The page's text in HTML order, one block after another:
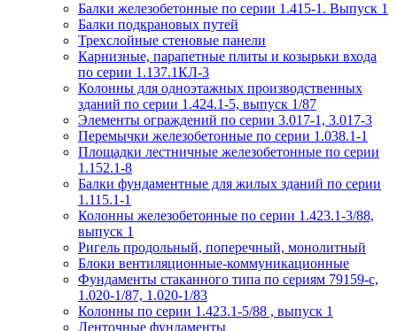
Балки железобетонные по серии 1.415-1. Выпуск 1
Балки подкрановых путей
Трехслойные стеновые панели
Карнизные, парапетные плиты и козырьки входа
по серии 1.137.1КЛ-3
Колонны для одноэтажных производственных
зданий по серии 1.424.1-5, выпуск 1/87
Элементы ограждений по серии 3.017-1, 3.017-3
Перемычки железобетонные по серии 1.038.1-1
Площадки лестничные железобетонные по серии
1.152.1-8
Балки фундаментные для жилых зданий по серии
1.115.1-1
Колонны железобетонные по серии 1.423.1-3/88,
выпуск 1
Ригель продольный, поперечный, монолитный
Блоки вентиляционные-коммуникационные
Фундаменты стаканного типа по сериям 79159-с,
1.020-1/87, 1.020-1/83
Колонны по серии 1.423.1-5/88 , выпуск 1
Ленточные фундаменты